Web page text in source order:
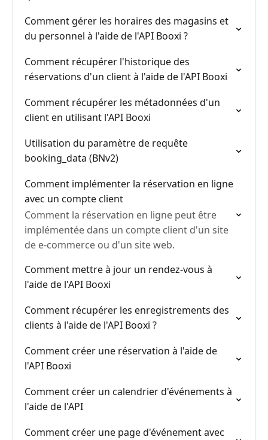
Comment gérer les horaires des magasins et
du personnel à l'aide de l'API Booxi ?
Comment récupérer l'historique des
réservations d'un client à l'aide de l'API Booxi
Comment récupérer les métadonnées d'un
client en utilisant l'API Booxi
Utilisation du paramètre de requête
booking_data (BNv2)
Comment implémenter la réservation en ligne
avec un compte client
Comment la réservation en ligne peut être
implémentée dans un compte client d'un site
de e-commerce ou d'un site web.
Comment mettre à jour un rendez-vous à
l'aide de l'API Booxi
Comment récupérer les enregistrements des
clients à l'aide de l'API Booxi ?
Comment créer une réservation à l'aide de
l'API Booxi
Comment créer un calendrier d'événements à
l'aide de l'API
Comment créer une page d'événement avec